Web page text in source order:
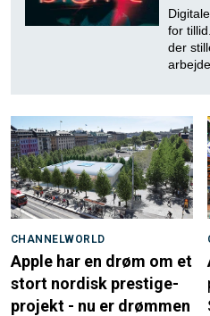
for
der
CHANNELWORLD
Apple har en drøm om et
stort nordisk prestige-
projekt - nu er drømmen